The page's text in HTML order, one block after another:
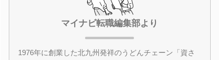
マイナビ転職編集部より
1976年に創業した北九州発祥のうどんチェーン「資さ